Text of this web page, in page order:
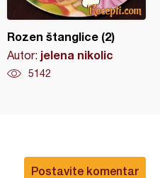
Rozen štanglice (2)
Autor: jelena nikolic
5142
Postavite komentar